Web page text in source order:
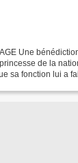
Une
de la
sa fonction lui a